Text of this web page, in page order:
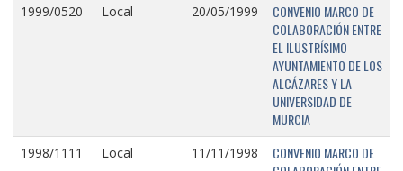
1999/0520 Local 20/05/1999
CONVENIO MARCO DE
COLABORACIÓN ENTRE
EL ILUSTRÍSIMO
AYUNTAMIENTO DE LOS
ALCÁZARES Y LA
UNIVERSIDAD DE
MURCIA
1998/1111 Local 11/11/1998
CONVENIO MARCO DE